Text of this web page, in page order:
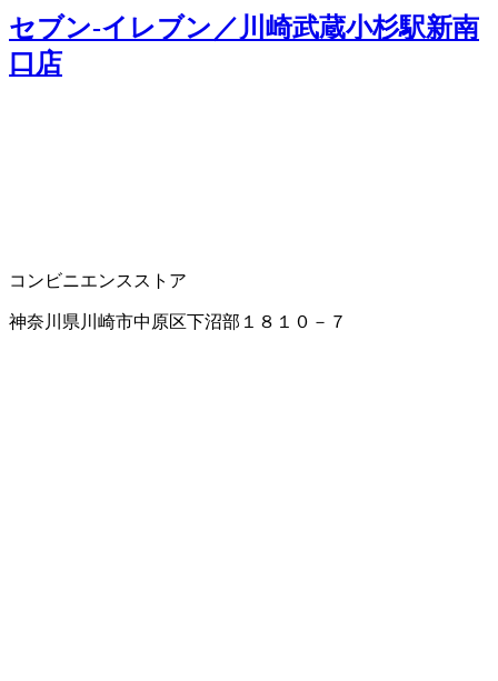
セブン‐イレブン／川崎武蔵小杉駅新南
口店
コンビニエンスストア
神奈川県川崎市中原区下沼部１８１０－７